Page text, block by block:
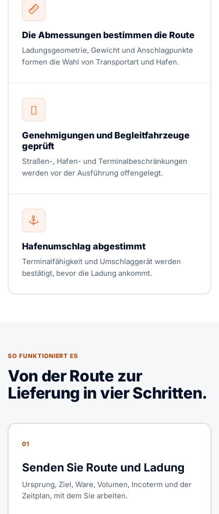
Die Abmessungen bestimmen die Route
Ladungsgeometrie, Gewicht und Anschlagpunkte
formen die Wahl von Transportart und Hafen.
Genehmigungen und Begleitfahrzeuge
geprüft
Straßen-, Hafen- und Terminalbeschränkungen
werden vor der Ausführung offengelegt.
Hafenumschlag abgestimmt
Terminalfähigkeit und Umschlaggerät werden
bestätigt, bevor die Ladung ankommt.
SO FUNKTIONIERT ES
Von der Route zur
Lieferung in vier Schritten.
01
Senden Sie Route und Ladung
Ursprung, Ziel, Ware, Volumen, Incoterm und der
Zeitplan, mit dem Sie arbeiten.